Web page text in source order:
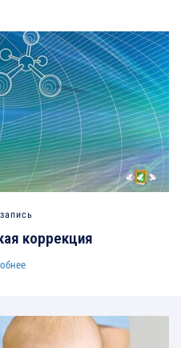
коррекция